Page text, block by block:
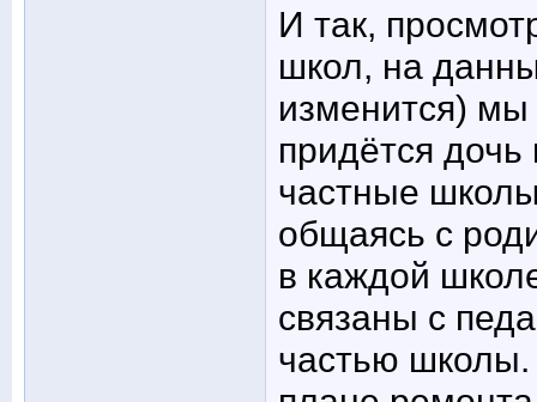
И так,
школ, на
изменится) мы
придётся
частные
общаясь с
в каждой
связаны с
частью